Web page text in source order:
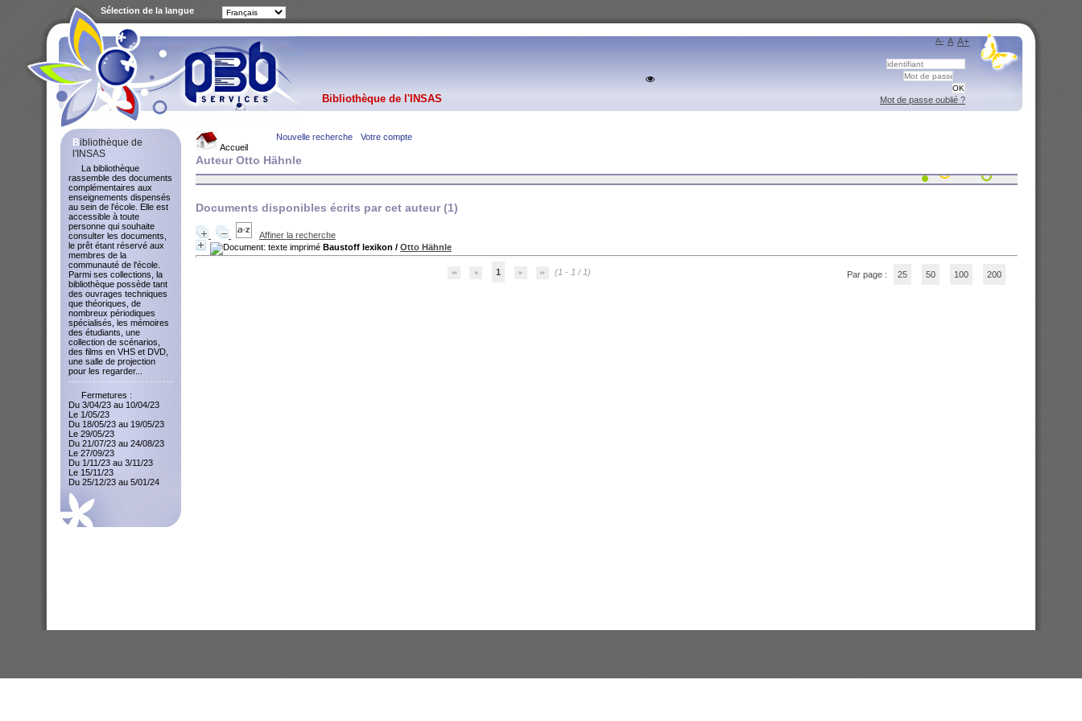
Accueil
Bibliothèque de l'INSAS
Nouvelle recherche Votre compte
Auteur Otto Hähnle
Documents disponibles écrits par cet auteur (1)
Affiner la recherche
Baustoff lexikon / Otto Hähnle
1 (1 - 1 / 1) Par page : 25 50 100 200
Bibliothèque de
l'INSAS
La bibliothèque
rassemble des documents
complémentaires aux
enseignements dispensés
au sein de l'école. Elle est
accessible à toute
personne qui souhaite
consulter les documents,
le prêt étant réservé aux
membres de la
communauté de l'école.
Parmi ses collections, la
bibliothèque possède tant
des ouvrages techniques
que théoriques, de
nombreux périodiques
spécialisés, les mémoires
des étudiants, une
collection de scénarios,
des films en VHS et DVD,
une salle de projection
pour les regarder...
Fermetures :
Du 3/04/23 au 10/04/23
Le 1/05/23
Du 18/05/23 au 19/05/23
Le 29/05/23
Du 21/07/23 au 24/08/23
Le 27/09/23
Du 1/11/23 au 3/11/23
Le 15/11/23
Du 25/12/23 au 5/01/24
A- A A+
Sélection de la langue
Mot de passe oublié ?